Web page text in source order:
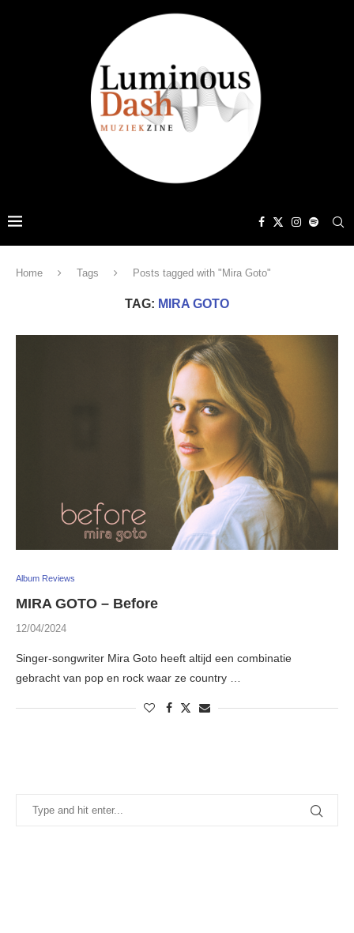
Home Tags Posts tagged with "Mira Goto"
TAG: MIRA GOTO
Album Reviews
MIRA GOTO – Before
12/04/2024
Singer-songwriter Mira Goto heeft altijd een combinatie
gebracht van pop en rock waar ze country …